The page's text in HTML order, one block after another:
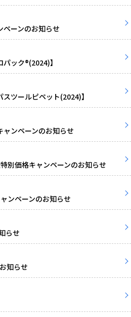
ーンのお知らせ
ック®(2024)】
ツールピペット(2024)】
ンペーンのお知らせ
別価格キャンペーンのお知らせ
ンペーンのお知らせ
らせ
知らせ